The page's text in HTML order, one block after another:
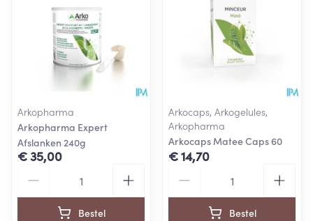
Arkopharma
Arkopharma Expert
Afslanken 240g
€ 35,00
Bestel
Arkocaps, Arkogelules,
Arkopharma
Arkocaps Matee Caps 60
€ 14,70
Bestel